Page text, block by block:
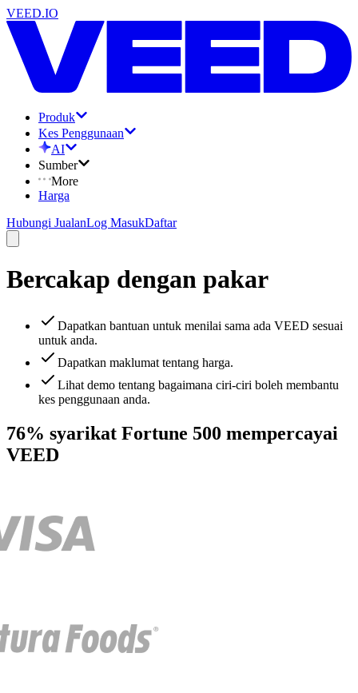
VEED.IO
Produk
Kes Penggunaan
AI
Sumber
More
Harga
Hubungi JualanLog MasukDaftar
Bercakap dengan pakar
Dapatkan bantuan untuk menilai sama ada VEED sesuai
untuk anda.
Dapatkan maklumat tentang harga.
Lihat demo tentang bagaimana ciri-ciri boleh membantu
kes penggunaan anda.
76% syarikat Fortune 500 mempercayai
VEED